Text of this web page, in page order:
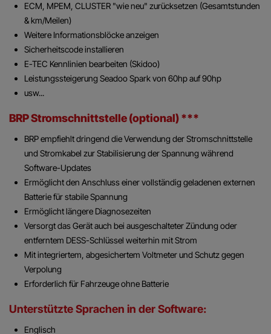
ECM, MPEM, CLUSTER "wie neu" zurücksetzen (Gesamtstunden
& km/Meilen)
Weitere Informationsblöcke anzeigen
Sicherheitscode installieren
E-TEC Kennlinien bearbeiten (Skidoo)
Leistungssteigerung Seadoo Spark von 60hp auf 90hp
usw...
BRP Stromschnittstelle (optional) ***
BRP empfiehlt dringend die Verwendung der Stromschnittstelle
und Stromkabel zur Stabilisierung der Spannung während
Software-Updates
Ermöglicht den Anschluss einer vollständig geladenen externen
Batterie für stabile Spannung
Ermöglicht längere Diagnosezeiten
Versorgt das Gerät auch bei ausgeschalteter Zündung oder
entferntem DESS-Schlüssel weiterhin mit Strom
Mit integriertem, abgesichertem Voltmeter und Schutz gegen
Verpolung
Erforderlich für Fahrzeuge ohne Batterie
Unterstützte Sprachen in der Software:
Englisch